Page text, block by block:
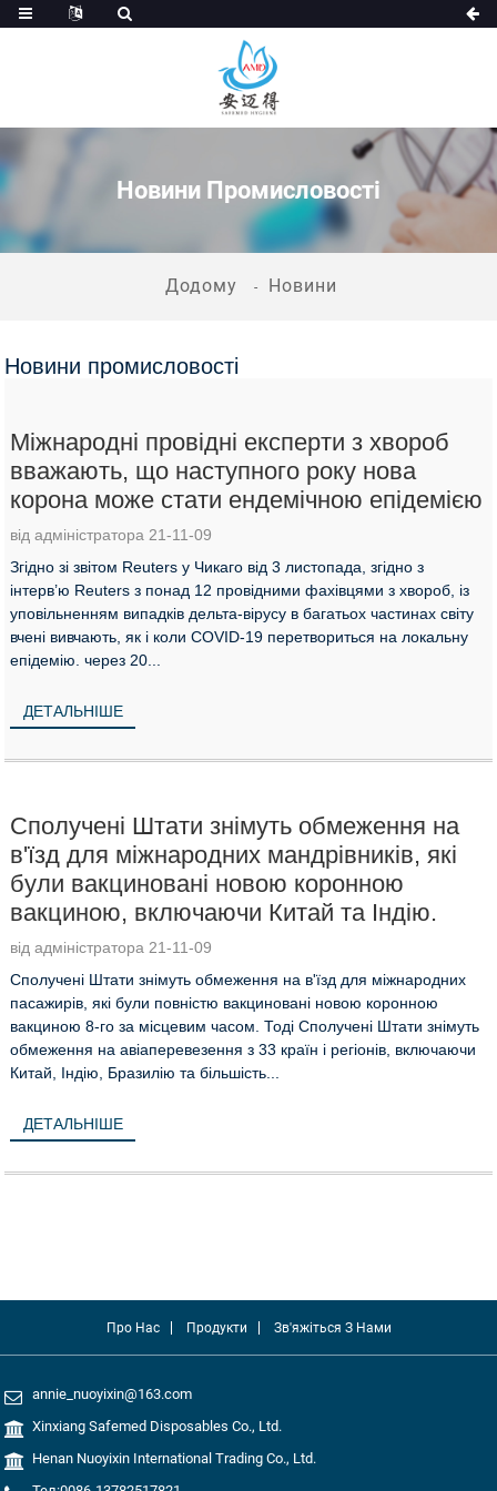
Новини Промисловості
Додому Новини
Новини промисловості
Міжнародні провідні експерти з хвороб
вважають, що наступного року нова
корона може стати ендемічною епідемією
від адміністратора 21-11-09
Згідно зі звітом Reuters у Чикаго від 3 листопада, згідно з
інтерв’ю Reuters з понад 12 провідними фахівцями з хвороб, із
уповільненням випадків дельта-вірусу в багатьох частинах світу
вчені вивчають, як і коли COVID-19 перетвориться на локальну
епідемію. через 20...
ДЕТАЛЬНІШЕ
Сполучені Штати знімуть обмеження на
в'їзд для міжнародних мандрівників, які
були вакциновані новою коронною
вакциною, включаючи Китай та Індію.
від адміністратора 21-11-09
Сполучені Штати знімуть обмеження на в'їзд для міжнародних
пасажирів, які були повністю вакциновані новою коронною
вакциною 8-го за місцевим часом. Тоді Сполучені Штати знімуть
обмеження на авіаперевезення з 33 країн і регіонів, включаючи
Китай, Індію, Бразилію та більшість...
ДЕТАЛЬНІШЕ
Про Нас Продукти Зв'яжіться З Нами
annie_nuoyixin@163.com
Xinxiang Safemed Disposables Co., Ltd.
Henan Nuoyixin International Trading Co., Ltd.